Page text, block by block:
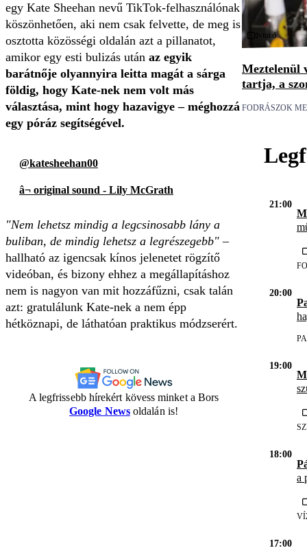
egy Kate Sheehan nevű TikTok-felhasználónak
köszönhetően, aki nem csak felvette, de meg is
osztotta közösségi oldalán azt a pillanatot,
amikor egy esti bulizás után az egyik
barátnője olyannyira leitta magát a sárga
földig, hogy Kate-nek nem volt más
választása, mint hogy hazavigye – méghozzá
egy póráz segítségével.
@katesheehan00
â¬ original sound - Lily McGrath
"Nem lehetsz mindig a legcsinosabb lány a
buliban, de mindig lehetsz a legrészegebb" –
hallható az igencsak kínos jelenetet rögzítő
videóban, és bizony ehhez a megállapításhoz
nem is nagyon van mit hozzáfűzni, csak talán
azt: gratulálunk Kate-nek a nem épp
hétköznapi, de láthatóan praktikus módzserért.
A legfrissebb hírekért kövess minket a Bors
Google Newsoldalán is!
Videó
Meztelenül
tartja, a
FODRÁSZOK
21:00
20:00
19:00
18:00
a
17:00